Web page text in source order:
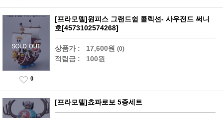
[프라모델]원피스 그랜드쉽 콜렉션- 사우전드 써니
호[4573102574268]
상품가 : 17,600원 (0)
적립금 : 100원
0
[프라모델]쵸파로보 5종세트